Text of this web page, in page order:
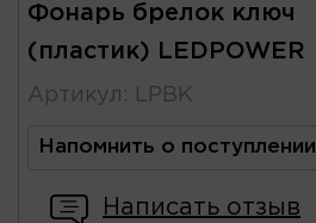
Фонарь брелок ключ
(пластик) LEDPOWER
Артикул : LPBK
Напомнить о поступлении
Написать отзыв